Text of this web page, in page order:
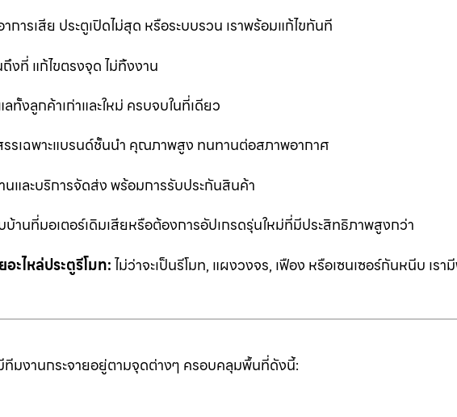
การเสีย ประตูเปิดไม่สุด หรือระบบรวน เราพร้อมแก้ไขทันที
งที่ แก้ไขตรงจุด ไม่ทิ้งงาน
ลทั้งลูกค้าเก่าและใหม่ ครบจบในที่เดียว
รรเฉพาะแบรนด์ชั้นนำ คุณภาพสูง ทนทานต่อสภาพอากาศ
นและบริการจัดส่ง พร้อมการรับประกันสินค้า
บ้านที่มอเตอร์เดิมเสียหรือต้องการอัปเกรดรุ่นใหม่ที่มีประสิทธิภาพสูงกว่า
ะไหล่ประตูรีโมท:ไม่ว่าจะเป็นรีโมท, แผงวงจร, เฟือง หรือเซนเซอร์กันหนีบ เรา
มีทีมงานกระจายอยู่ตามจุดต่างๆ ครอบคลุมพื้นที่ดังนี้: